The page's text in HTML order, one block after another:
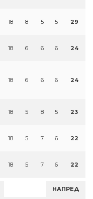
18 8 5 5 29
18 6 6 6 24
18 6 6 6 24
18 5 8 5 23
18 5 7 6 22
18 5 7 6 22
НАПРЕД